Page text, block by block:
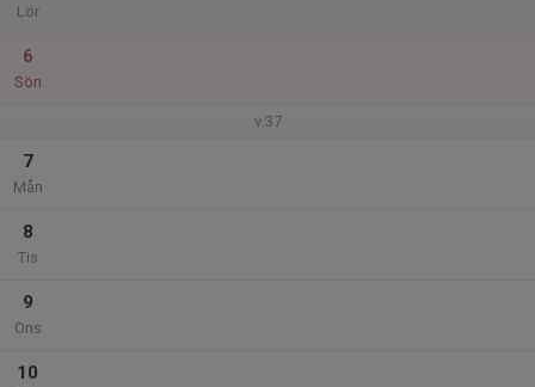
Lör
6
Sön
v.37
7
Mån
8
Tis
9
Ons
10